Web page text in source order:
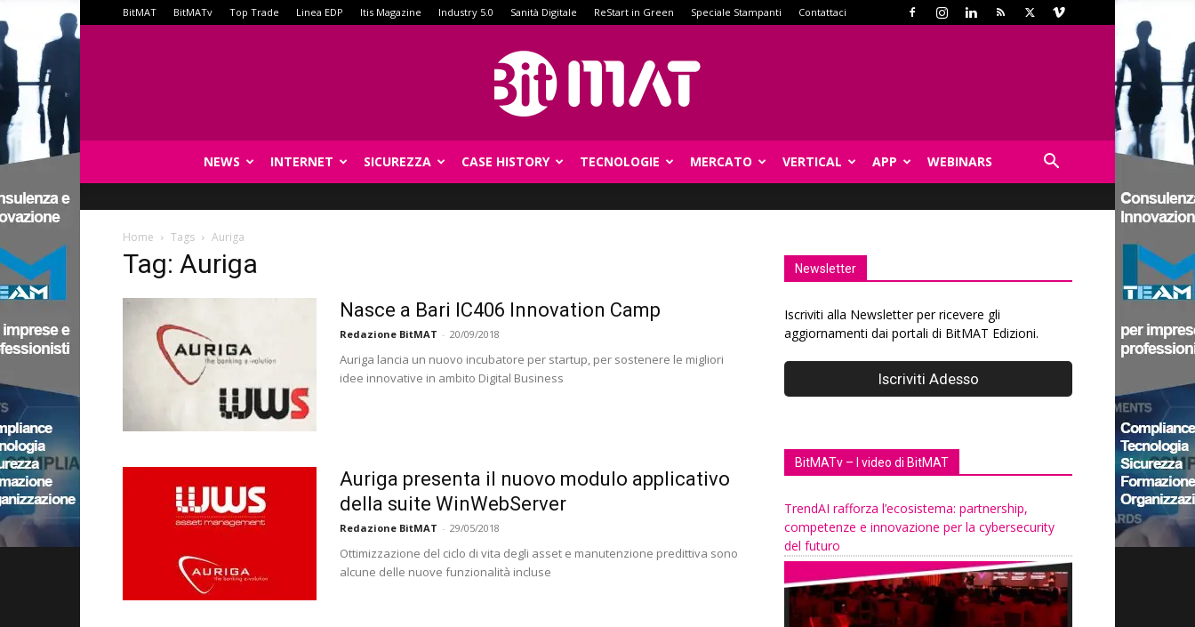
BitMAT BitMATv Top Trade Linea EDP Itis Magazine Industry 5.0 Sanità Digitale ReStart in Green Speciale Stampanti Contattaci
NEWS INTERNET SICUREZZA CASE HISTORY TECNOLOGIE MERCATO VERTICAL APP WEBINARS
Home Tags Auriga
Tag: Auriga
Nasce a Bari IC406 Innovation Camp
Redazione BitMAT - 20/09/2018
Auriga lancia un nuovo incubatore per startup, per sostenere le migliori
idee innovative in ambito Digital Business
Auriga presenta il nuovo modulo applicativo
della suite WinWebServer
Redazione BitMAT - 29/05/2018
Ottimizzazione del ciclo di vita degli asset e manutenzione predittiva sono
alcune delle nuove funzionalità incluse
Newsletter
Iscriviti alla Newsletter per ricevere gli
aggiornamenti dai portali di BitMAT Edizioni.
BitMATv – I video di BitMAT
TrendAI rafforza l’ecosistema: partnership,
competenze e innovazione per la cybersecurity
del futuro